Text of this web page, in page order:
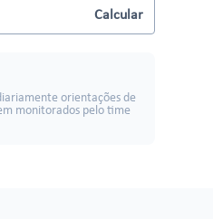
orientações de
monitorados pelo time